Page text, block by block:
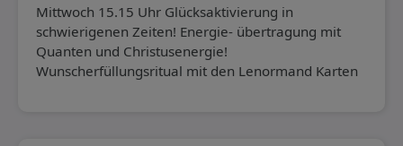
Mittwoch 15.15 Uhr Glücksaktivierung in
schwierigenen Zeiten! Energie- übertragung mit
Quanten und Christusenergie!
Wunscherfüllungsritual mit den Lenormand Karten